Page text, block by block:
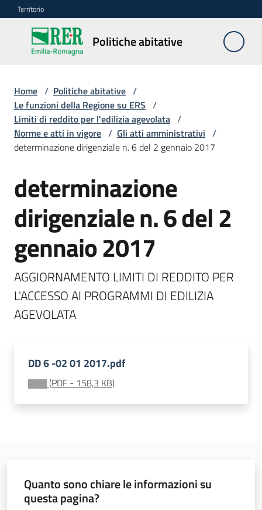
Vai al contenuto
Vai alla navigazione
Vai al footer
Territorio
Politiche abitative
Politiche
abitative
Edilizia
Residenziale
Pubblica
Edilizia
Residenziale
Sociale
Sostegno
Barriere
Autorizzazioni
Home / Politiche abitative /
Le funzioni della Regione su ERS /
Limiti di reddito per l'edilizia agevolata /
Norme e atti in vigore / Gli atti amministrativi /
determinazione dirigenziale n. 6 del 2 gennaio 2017
determinazione
dirigenziale n. 6 del 2
gennaio 2017
AGGIORNAMENTO LIMITI DI REDDITO PER
L'ACCESSO AI PROGRAMMI DI EDILIZIA
AGEVOLATA
DD 6 -02 01 2017.pdf
(PDF - 158,3 KB)
Quanto sono chiare le informazioni su
questa pagina?